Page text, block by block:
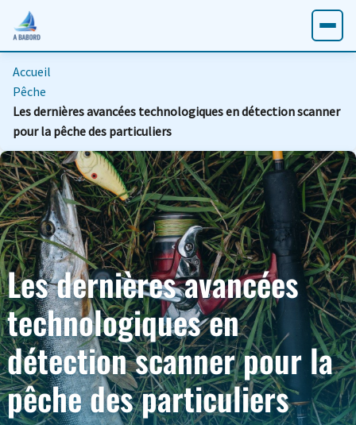
Accueil
Pêche
Les dernières avancées technologiques en détection scanner
pour la pêche des particuliers
Les dernières avancées
technologiques en
détection scanner pour la
pêche des particuliers